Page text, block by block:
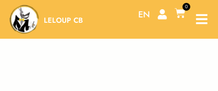
Aller
contenu
LELOUP CB EN
0
Panier